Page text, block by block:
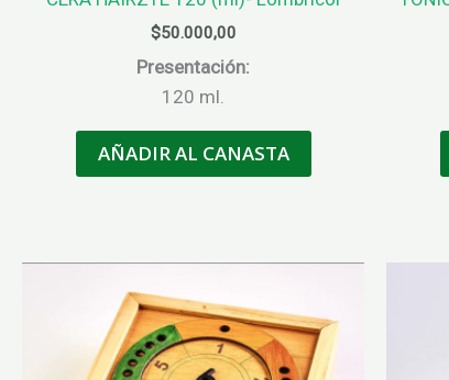
$50.000,00
Presentación:
120 ml.
AÑADIR AL CANASTA